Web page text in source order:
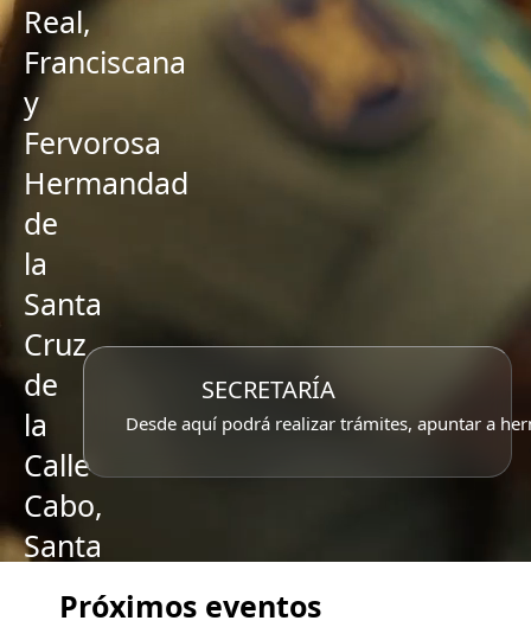
Real,
Franciscana
y
Fervorosa
Hermandad
de
la
Santa
Cruz
de
la
Calle
Cabo,
Santa
Caridad
SECRETARÍA
Desde aquí podrá realizar trámites, apuntar a
Próximos eventos